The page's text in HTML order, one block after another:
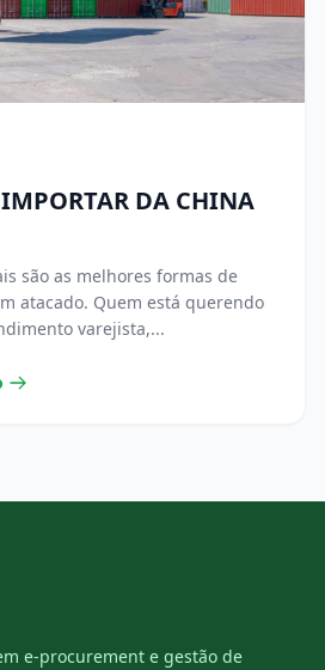
DA CHINA
são as melhores formas de
atacado. Quem está querendo
varejista,...
e-procurement e gestão de